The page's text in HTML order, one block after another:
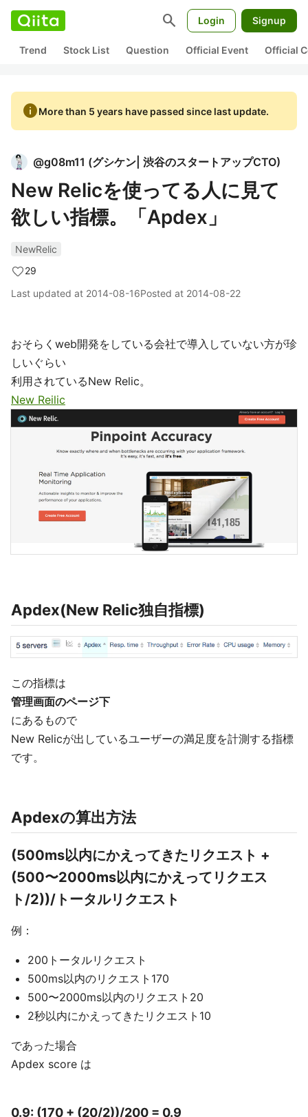
search Login Signup
Trend Stock List Question Official Event Official
infoMore than 5 years have passed since last update.
@g08m11 (グシケン| 渋谷のスタートアップCTO)
New Relicを使ってる人に見て
欲しい指標。「Apdex」
NewRelic
29
Last updated at 2014-08-16Posted at 2014-08-22
おそらくweb開発をしている会社で導入していない方が珍
しいぐらい
利用されているNew Relic。
New Reilic
Apdex(New Relic独自指標)
この指標は
管理画面のページ下
にあるもので
New Relicが出しているユーザーの満足度を計測する指標
です。
Apdexの算出方法
(500ms以内にかえってきたリクエスト +
(500〜2000ms以内にかえってリクエス
ト/2))/トータルリクエスト
例：
200トータルリクエスト
500ms以内のリクエスト170
500〜2000ms以内のリクエスト20
2秒以内にかえってきたリクエスト10
であった場合
Apdex score は
0.9: (170 + (20/2))/200 = 0.9